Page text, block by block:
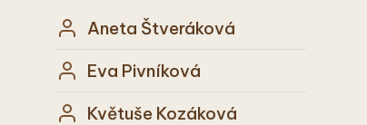
Aneta Štveráková
Eva Pivníková
Květuše Kozáková